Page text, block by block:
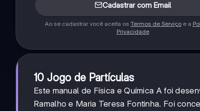
Cadastrar com Email
Ao se cadastrar você aceita os Termos de Serviçoe a
Privacidade
10 Jogo de Partículas
Este manual de Física e Química A foi
Ramalho e Maria Teresa Fontinha. Foi